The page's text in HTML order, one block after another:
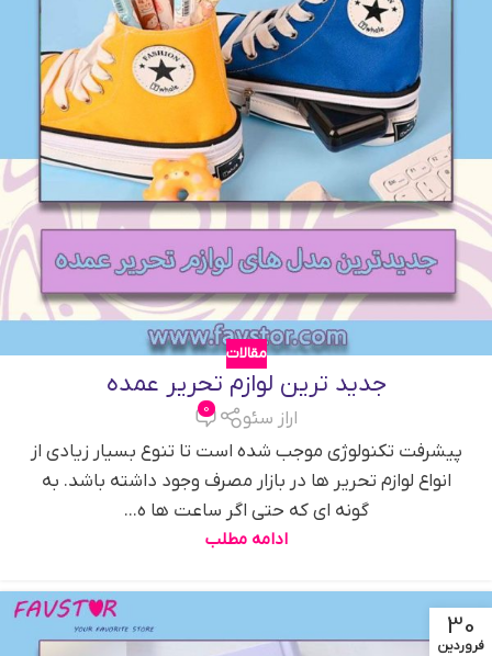
مقالات
جدید ترین لوازم تحریر عمده
اراز سئو 0
پیشرفت تکنولوژی موجب شده است تا تنوع بسیار زیادی از
انواع لوازم تحریر ها در بازار مصرف وجود داشته باشد. به
گونه ای که حتی اگر ساعت ها ه...
ادامه مطلب
30
فروردین